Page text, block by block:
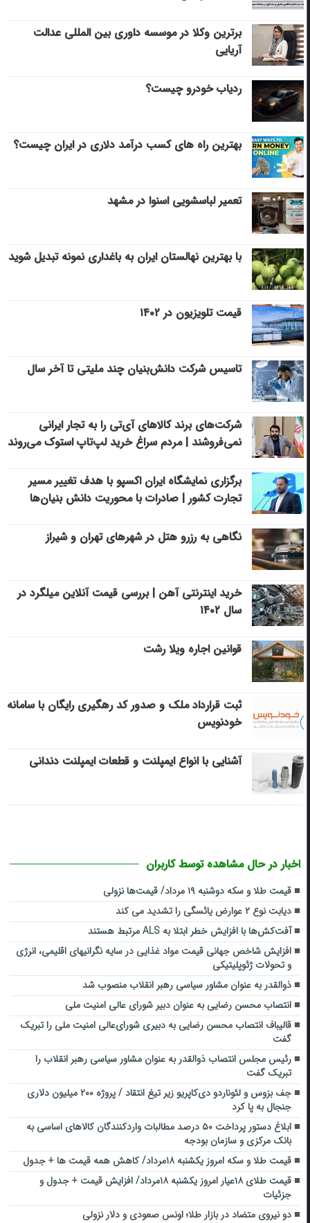
برترین وکلا در موسسه داوری بین المللی عدالت
آریایی
ردیاب خودرو چیست؟
بهترین راه های کسب درآمد دلاری در ایران چیست؟
تعمیر لباسشویی اسنوا در مشهد
با بهترین نهالستان ایران به باغداری نمونه تبدیل شوید
قیمت تلویزیون در ۱۴۰۲
تاسیس شرکت دانش‌بنیان چند ملیتی تا آخر سال
شرکت‌های برند کالاهای آی‌تی را به تجار ایرانی
نمی‌فروشند | مردم سراغ خرید لپ‌تاپ استوک می‌روند
برگزاری نمایشگاه ایران اکسپو با هدف تغییر مسیر
تجارت کشور | صادرات با محوریت دانش بنیان‌ها
نگاهی به رزرو هتل در شهرهای تهران و شیراز
خرید اینترنتی آهن | بررسی قیمت آنلاین میلگرد در
سال ۱۴۰۲
قوانین اجاره ویلا رشت
ثبت قرارداد ملک و صدور کد رهگیری رایگان با سامانه
خودنویس
آشنایی با انواع ایمپلنت و قطعات ایمپلنت دندانی
اخبار در حال مشاهده توسط کاربران
قیمت طلا و سکه دوشنبه ۱۹ مرداد/ قیمت‌ها نزولی
دیابت نوع ۲ عوارض یائسگی را تشدید می کند
آفت‌کش‌ها با افزایش خطر ابتلا به ALS مرتبط هستند
افزایش شاخص جهانی قیمت مواد غذایی در سایه نگرانیهای اقلیمی، انرژی
و تحولات ژئوپلیتیکی
ذوالقدر به عنوان مشاور سیاسی رهبر انقلاب منصوب شد
انتصاب محسن رضایی به عنوان دبیر شورای عالی امنیت ملی
قالیباف انتصاب محسن رضایی به دبیری شورای‌عالی امنیت ملی را تبریک
گفت
رئیس مجلس انتصاب ذوالقدر به عنوان مشاور سیاسی رهبر انقلاب را
تبریک گفت
جف بزوس و لئوناردو دی‌کاپریو زیر تیغ انتقاد / پروژه ۲۰۰ میلیون دلاری
جنجال به پا کرد
ابلاغ دستور پرداخت ۵۰ درصد مطالبات واردکنندگان کالاهای اساسی به
بانک مرکزی و سازمان بودجه
قیمت طلا و سکه امروز یکشنبه ۱۸مرداد/ کاهش همه قیمت ها + جدول
قیمت طلای ۱۸عیار امروز یکشنبه ۱۸مرداد/ افزایش قیمت + جدول و
جزئیات
دو نیروی متضاد در بازار طلا؛ اونس صعودی و دلار نزولی